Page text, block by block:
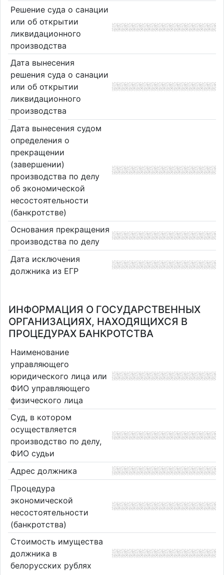
Решение суда о санации
или об открытии
ликвидационного
производства
Дата вынесения
решения суда о санации
или об открытии
ликвидационного
производства
Дата вынесения судом
определения о
прекращении
(завершении)
производства по делу
об экономической
несостоятельности
(банкротстве)
Основания прекращения
производства по делу
Дата исключения
должника из ЕГР
ИНФОРМАЦИЯ О ГОСУДАРСТВЕННЫХ
ОРГАНИЗАЦИЯХ, НАХОДЯЩИХСЯ В
ПРОЦЕДУРАХ БАНКРОТСТВА
Наименование
управляющего
юридического лица или
ФИО управляющего
физического лица
Суд, в котором
осуществляется
производство по делу,
ФИО судьи
Адрес должника
Процедура
экономической
несостоятельности
(банкротства)
Стоимость имущества
должника в
белорусских рублях